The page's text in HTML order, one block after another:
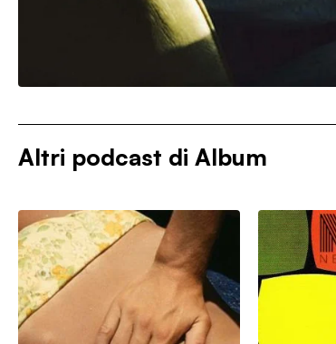
Altri podcast di Album